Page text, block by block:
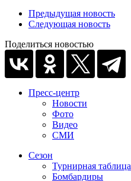
Предыдущая новость
Следующая новость
Поделиться новостью
Пресс-центр
Новости
Фото
Видео
СМИ
Сезон
Турнирная таблица
Бомбардиры